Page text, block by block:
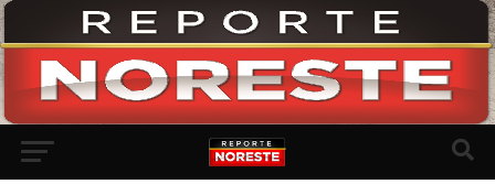
Ir a la versión móvil